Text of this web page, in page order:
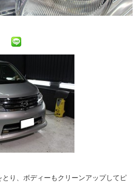
り、ボディーもクリーンアップしてピ